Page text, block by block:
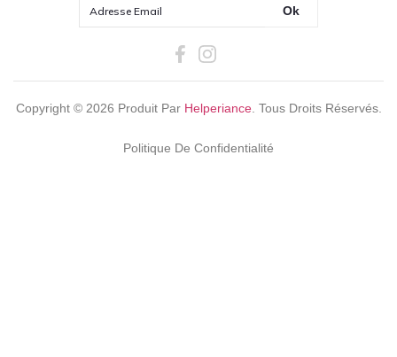
Ok
Copyright © 2026 Produit Par Helperiance. Tous Droits Réservés.
Politique De Confidentialité